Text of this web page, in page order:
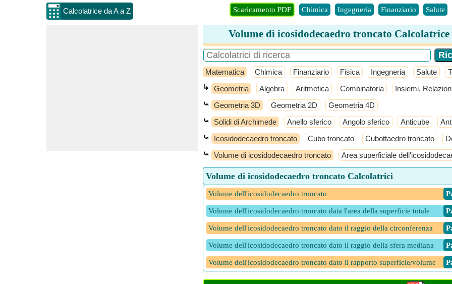
Calcolatrice da A a Z Scaricamento PDF Chimica Ingegneria Finanziario Salute
Volume di icosidodecaedro troncato Calcolatrice
Matematica Chimica Finanziario Fisica Ingegneria Salute
↳ Geometria Algebra Aritmetica Combinatoria Insiemi,
⤿ Geometria 3D Geometria 2D Geometria 4D
⤿ Solidi di Archimede Anello sferico Angolo sferico Anticube
⤿ Icosidodecaedro troncato Cubo troncato Cubottaedro troncato
⤿ Volume di icosidodecaedro troncato Area superficiale
Volume di icosidodecaedro troncato Calcolatrici
Volume dell'icosidodecaedro troncato
Volume dell'icosidodecaedro troncato data l'area della superficie totale
Volume dell'icosidodecaedro troncato dato il raggio della circonferenza
Volume dell'icosidodecaedro troncato dato il raggio della sfera mediana
Volume dell'icosidodecaedro troncato dato il rapporto superficie/volume